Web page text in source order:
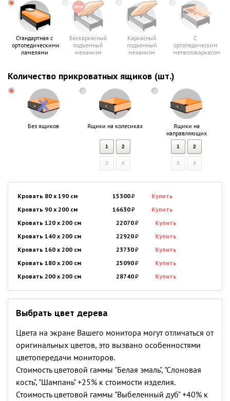
Стандартная с
ортопедическими
ламелями
Бескаркасный
подъемный
механизм
Каркасный
подъемный
механизм
С
ортопедическим
металлокаркасом
Количество прикроватных ящиков (шт.)
Без ящиков Ящики на колесиках
1 2
3 4
Ящики на
направляющих
1 2
3 4
Кровать 80 x 190 см 15300₽
Купить
Кровать 90 x 200 см
16630₽
Купить
Кровать 120 x 200 см
22070₽
Купить
Кровать 140 x 200 см
22920₽
Купить
Кровать 160 x 200 см
23730₽
Купить
Кровать 180 x 200 см
25090₽
Купить
Кровать 200 x 200 см
28740₽ Купить
Выбрать цвет дерева
Цвета на экране Вашего монитора могут отличаться от
оригинальных цветов, это вызвано особенностями
цветопередачи мониторов.
Стоимость цветовой гаммы "Белая эмаль", "Слоновая
кость", "Шампань" +25% к стоимости изделия.
Стоимость цветовой гаммы "Выбеленный дуб" +40% к